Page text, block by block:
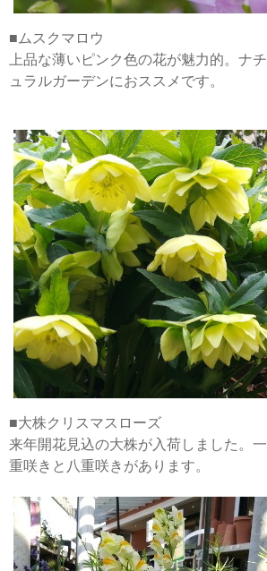
■ムスクマロウ
上品な薄いピンク色の花が魅力的。ナチ
ュラルガーデンにおススメです。
■大株クリスマスローズ
来年開花見込の大株が入荷しました。一
重咲きと八重咲きがあります。